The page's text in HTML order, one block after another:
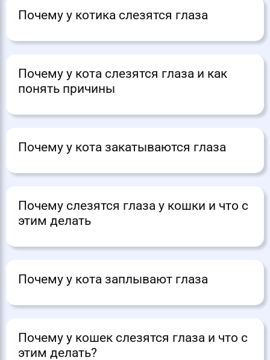
Почему у котика слезятся глаза
Почему у кота слезятся глаза и как
понять причины
Почему у кота закатываются глаза
Почему слезятся глаза у кошки и что с
этим делать
Почему у кота заплывают глаза
Почему у кошек слезятся глаза и что с
этим делать?